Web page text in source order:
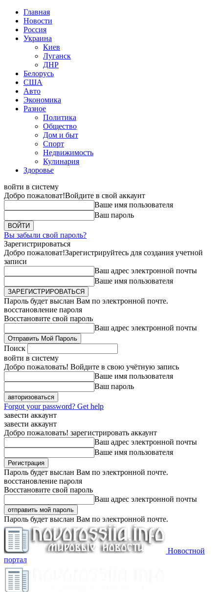
Главная
Новости
Россия
Украина
Киев
Луганск
ДНР
Белорусь
США
Авто
Экономика
Разное
Политика
Общество
Дом и быт
Спорт
Недвижимость
Кулинария
Здоровье
войти в систему
Добро пожаловат!Войдите в свой аккаунт
Ваше имя пользователя
Ваш пароль
Вы забыли свой пароль?
Зарегистрироваться
Добро пожаловат!Зарегистрируйтесь для создания учетной
записи
Ваш адрес электронной почты
Ваше имя пользователя
Пароль будет выслан Вам по электронной почте.
восстановление пароля
Восстановите свой пароль
Ваш адрес электронной почты
Поиск
войти в систему
Добро пожаловать! Войдите в свою учётную запись
Ваше имя пользователя
Ваш пароль
Forgot your password? Get help
завести аккаунт
завести аккаунт
Добро пожаловать! зарегистрировать аккаунт
Ваш адрес электронной почты
Ваше имя пользователя
Пароль будет выслан Вам по электронной почте.
восстановление пароля
Восстановите свой пароль
Ваш адрес электронной почты
Пароль будет выслан Вам по электронной почте.
Новостной
портал